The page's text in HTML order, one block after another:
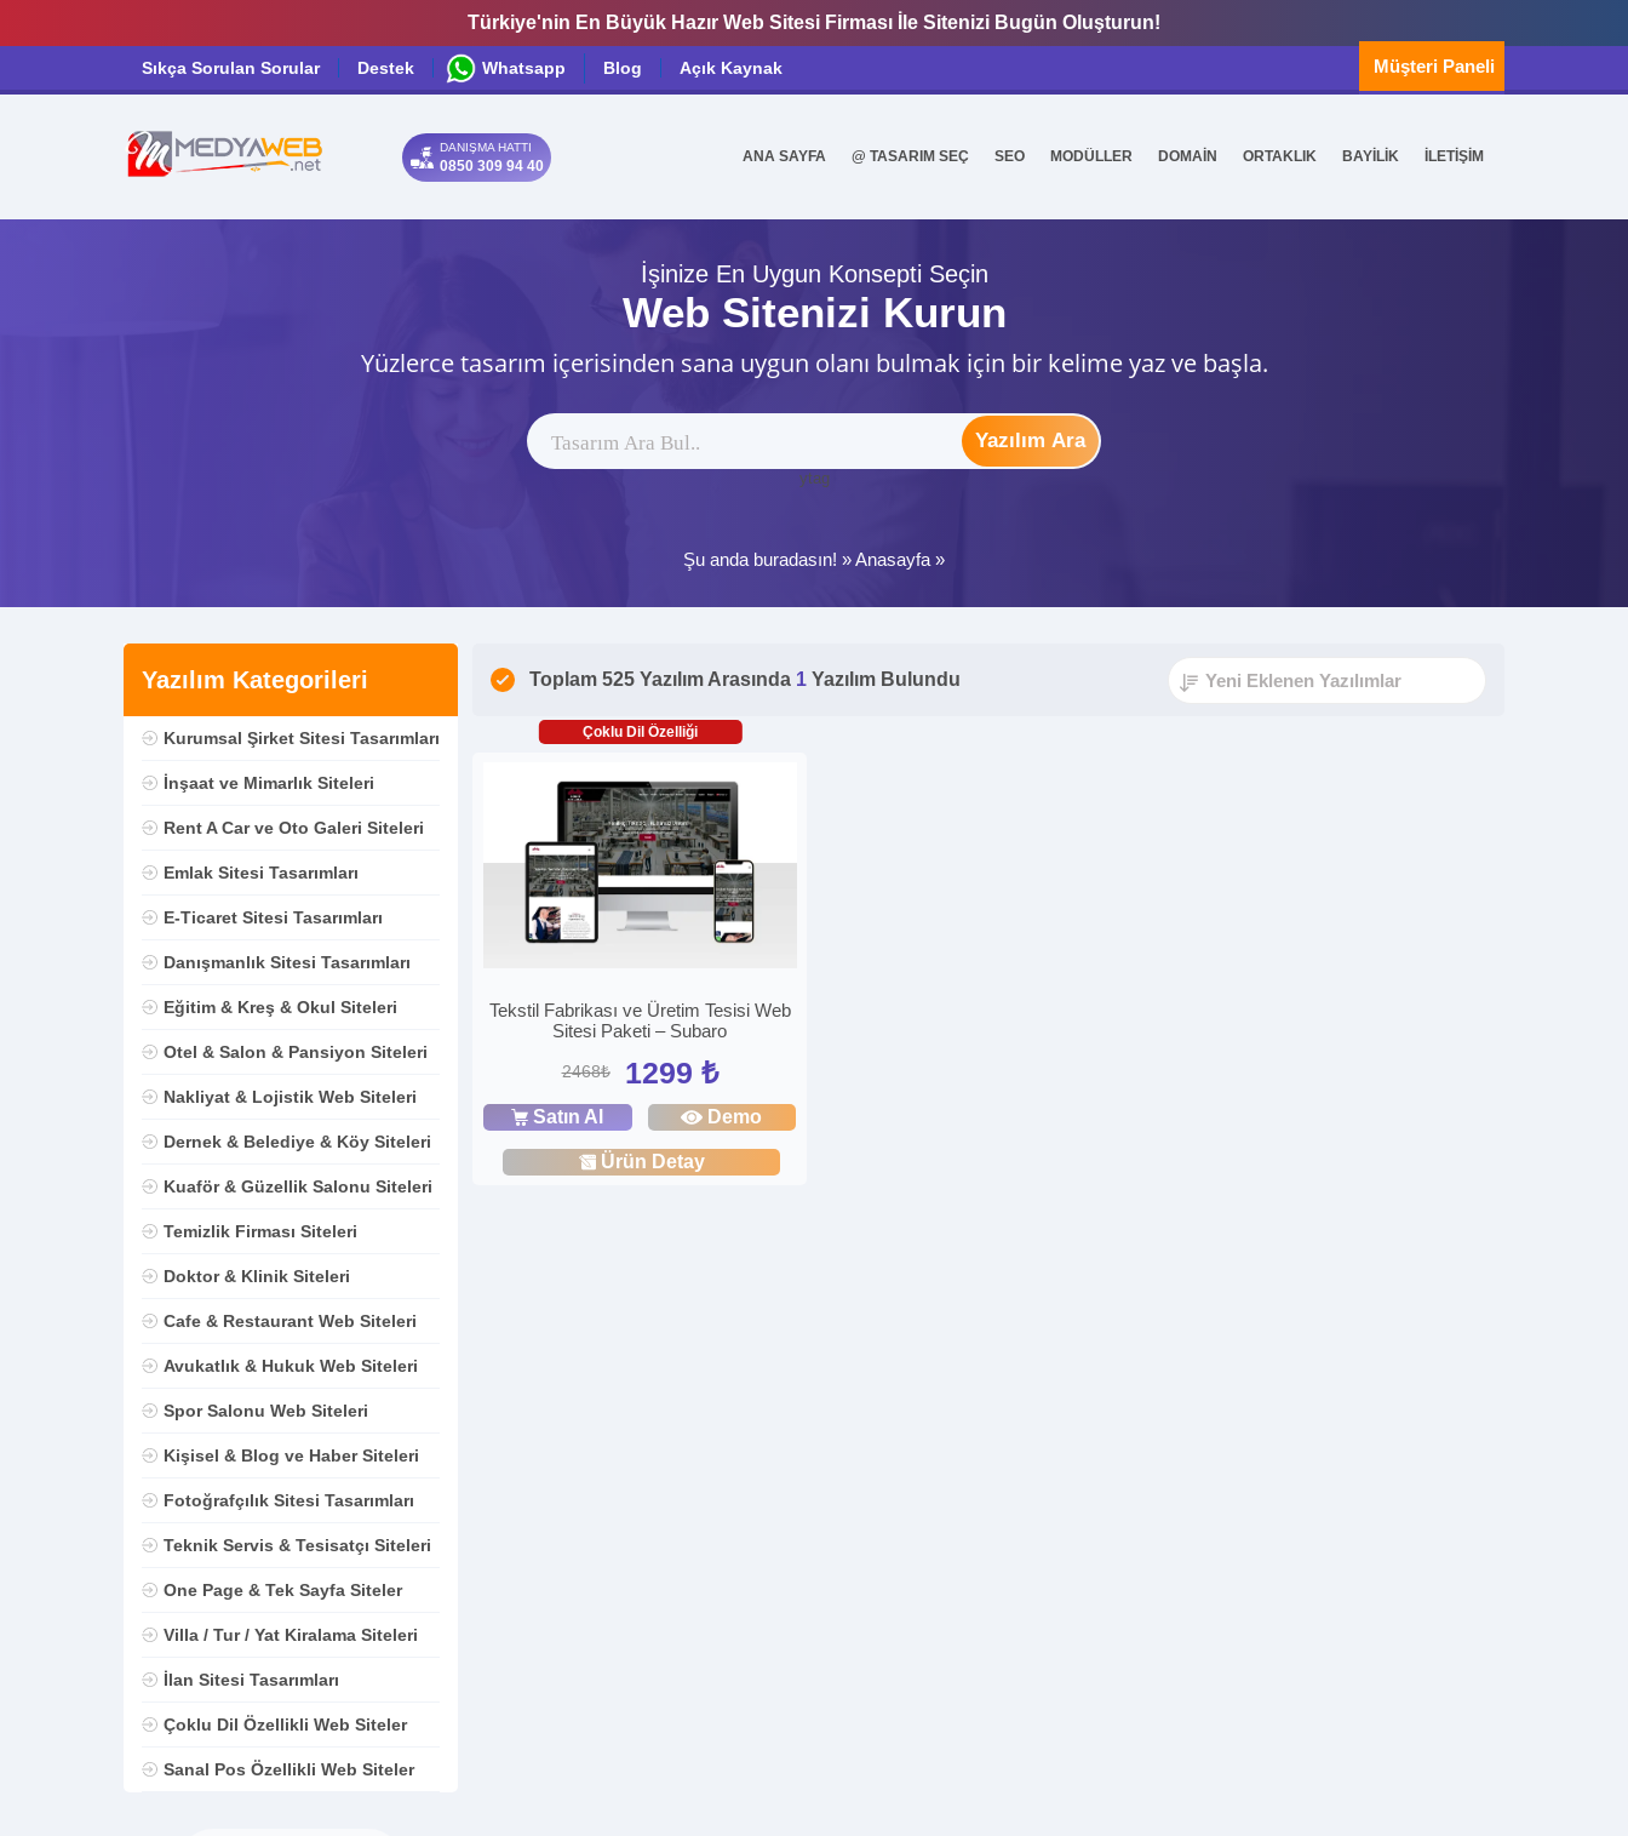
Türkiye'nin En Büyük Hazır Web Sitesi Firması İle Sitenizi Bugün Oluşturun!
Sıkça Sorulan Sorular Destek Whatsapp Blog Açık Kaynak Müşteri Paneli
DANIŞMA HATTI
0850 309 94 40
ANA SAYFA @ TASARIM SEÇ SEO MODÜLLER DOMAİN ORTAKLIK BAYİLİK İLETİŞİM
İşinize En Uygun Konsepti Seçin
Web Sitenizi Kurun
Yüzlerce tasarım içerisinden sana uygun olanı bulmak için bir kelime yaz ve başla.
Yazılım Ara
ytag
Şu anda buradasın! »Anasayfa »
Yazılım Kategorileri
Kurumsal Şirket Sitesi Tasarımları
İnşaat ve Mimarlık Siteleri
Rent A Car ve Oto Galeri Siteleri
Emlak Sitesi Tasarımları
E-Ticaret Sitesi Tasarımları
Danışmanlık Sitesi Tasarımları
Eğitim & Kreş & Okul Siteleri
Otel & Salon & Pansiyon Siteleri
Nakliyat & Lojistik Web Siteleri
Dernek & Belediye & Köy Siteleri
Kuaför & Güzellik Salonu Siteleri
Temizlik Firması Siteleri
Doktor & Klinik Siteleri
Cafe & Restaurant Web Siteleri
Avukatlık & Hukuk Web Siteleri
Spor Salonu Web Siteleri
Kişisel & Blog ve Haber Siteleri
Fotoğrafçılık Sitesi Tasarımları
Teknik Servis & Tesisatçı Siteleri
One Page & Tek Sayfa Siteler
Villa / Tur / Yat Kiralama Siteleri
İlan Sitesi Tasarımları
Çoklu Dil Özellikli Web Siteler
Sanal Pos Özellikli Web Siteler
Toplam 525 Yazılım Arasında 1 Yazılım Bulundu
Çoklu Dil Özelliği
Tekstil Fabrikası ve Üretim Tesisi Web
Sitesi Paketi – Subaro
2468₺ 1299 ₺
Satın Al Demo
Ürün Detay